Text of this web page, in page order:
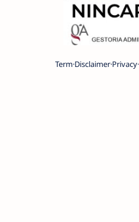
Term Disclaimer Privacy